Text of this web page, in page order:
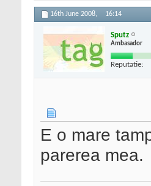
16th June 2008, 16:14
Sputz
Ambasador
Reputatie:
E o mare
parerea mea.